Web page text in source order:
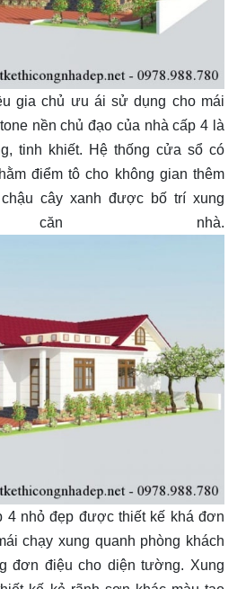
gia chủ ưu ái sử dụng cho mái
nền chủ đạo của nhà cấp 4 là
tinh khiết. Hệ thống cửa sổ có
điểm tô cho không gian thêm
cây xanh được bố trí xung
căn nhà.
4 nhỏ đẹp được thiết kế khá đơn
chạy xung quanh phòng khách
đơn điệu cho diện tường. Xung